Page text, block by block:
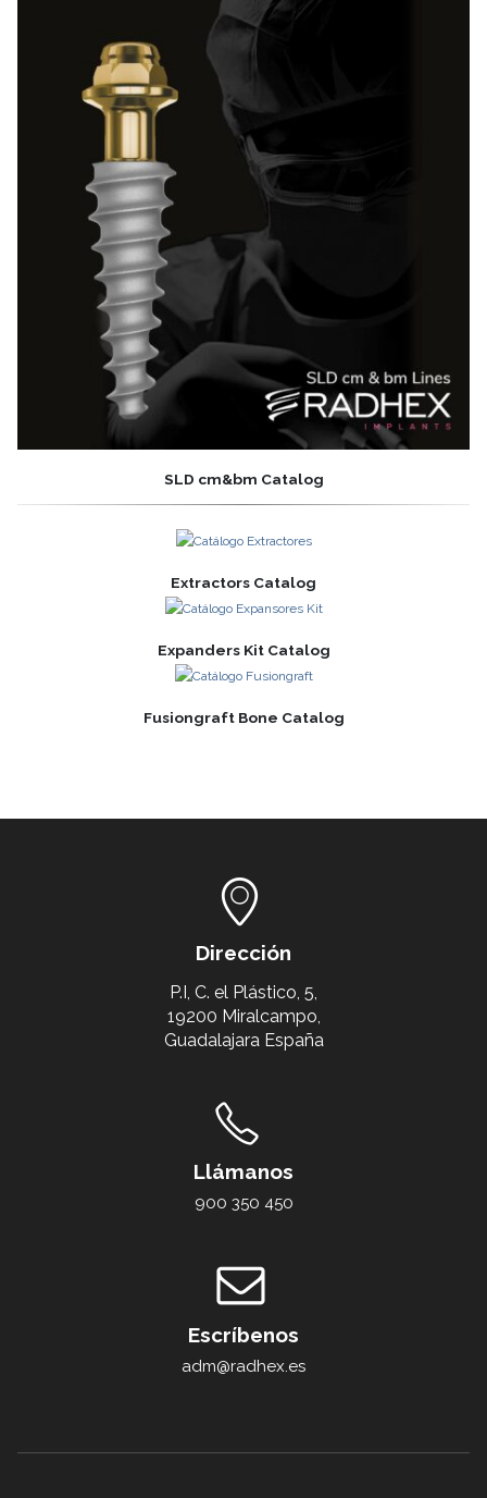
SLD cm&bm Catalog
Extractors Catalog
Expanders Kit Catalog
Fusiongraft Bone Catalog
Dirección
P.I, C. el Plástico, 5,
19200 Miralcampo,
Guadalajara España
Llámanos
900 350 450
Escríbenos
adm@radhex.es